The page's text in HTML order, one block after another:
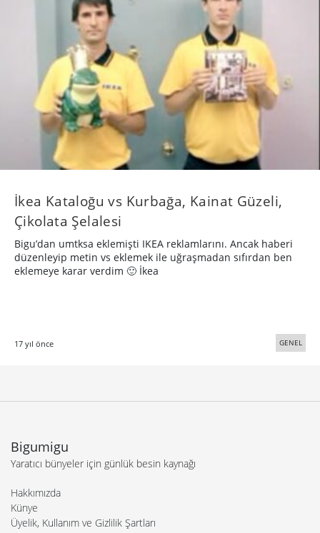
İkea Kataloğu vs Kurbağa, Kainat Güzeli,
Çikolata Şelalesi
Bigu’dan umtksa eklemişti IKEA reklamlarını. Ancak haberi
düzenleyip metin vs eklemek ile uğraşmadan sıfırdan ben
eklemeye karar verdim 🙂 İkea
17 yıl önce GENEL
Bigumigu
Yaratıcı bünyeler için günlük besin kaynağı
Hakkımızda
Künye
Üyelik, Kullanım ve Gizlilik Şartları